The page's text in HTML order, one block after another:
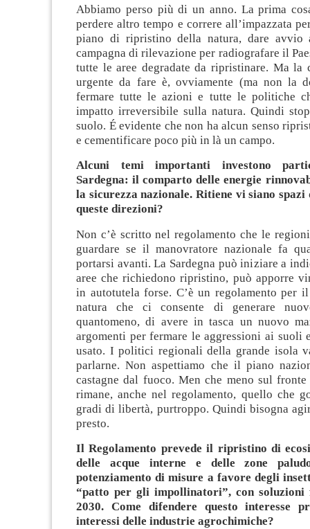
Abbiamo perso più di un anno. La prima
perdere altro tempo e correre all’impazzata
piano di ripristino della natura, dare avvio
campagna di rilevazione per radiografare il
tutte le aree degradate da ripristinare. Ma la
urgente da fare è, ovviamente (ma non la
fermare tutte le azioni e tutte le politiche
impatto irreversibile sulla natura. Quindi
suolo. É evidente che non ha alcun senso
e cementificare poco più in là un campo.
Alcuni temi importanti investono
Sardegna: il comparto delle energie
la sicurezza nazionale. Ritiene vi siano
queste direzioni?
Non c’è scritto nel regolamento che le
guardare se il manovratore nazionale fa
portarsi avanti. La Sardegna può iniziare a
aree che richiedono ripristino, può apporre
in autotutela forse. C’è un regolamento per
natura che ci consente di generare
quantomeno, di avere in tasca un nuovo
argomenti per fermare le aggressioni ai suoli
usato. I politici regionali della grande isola
parlarne. Non aspettiamo che il piano
castagne dal fuoco. Men che meno sul
rimane, anche nel regolamento, quello che
gradi di libertà, purtroppo. Quindi bisogna
presto.
Il Regolamento prevede il ripristino di
delle acque interne e delle zone
potenziamento di misure a favore degli
“patto per gli impollinatori”, con
2030. Come difendere questo interesse
interessi delle industrie agrochimiche?